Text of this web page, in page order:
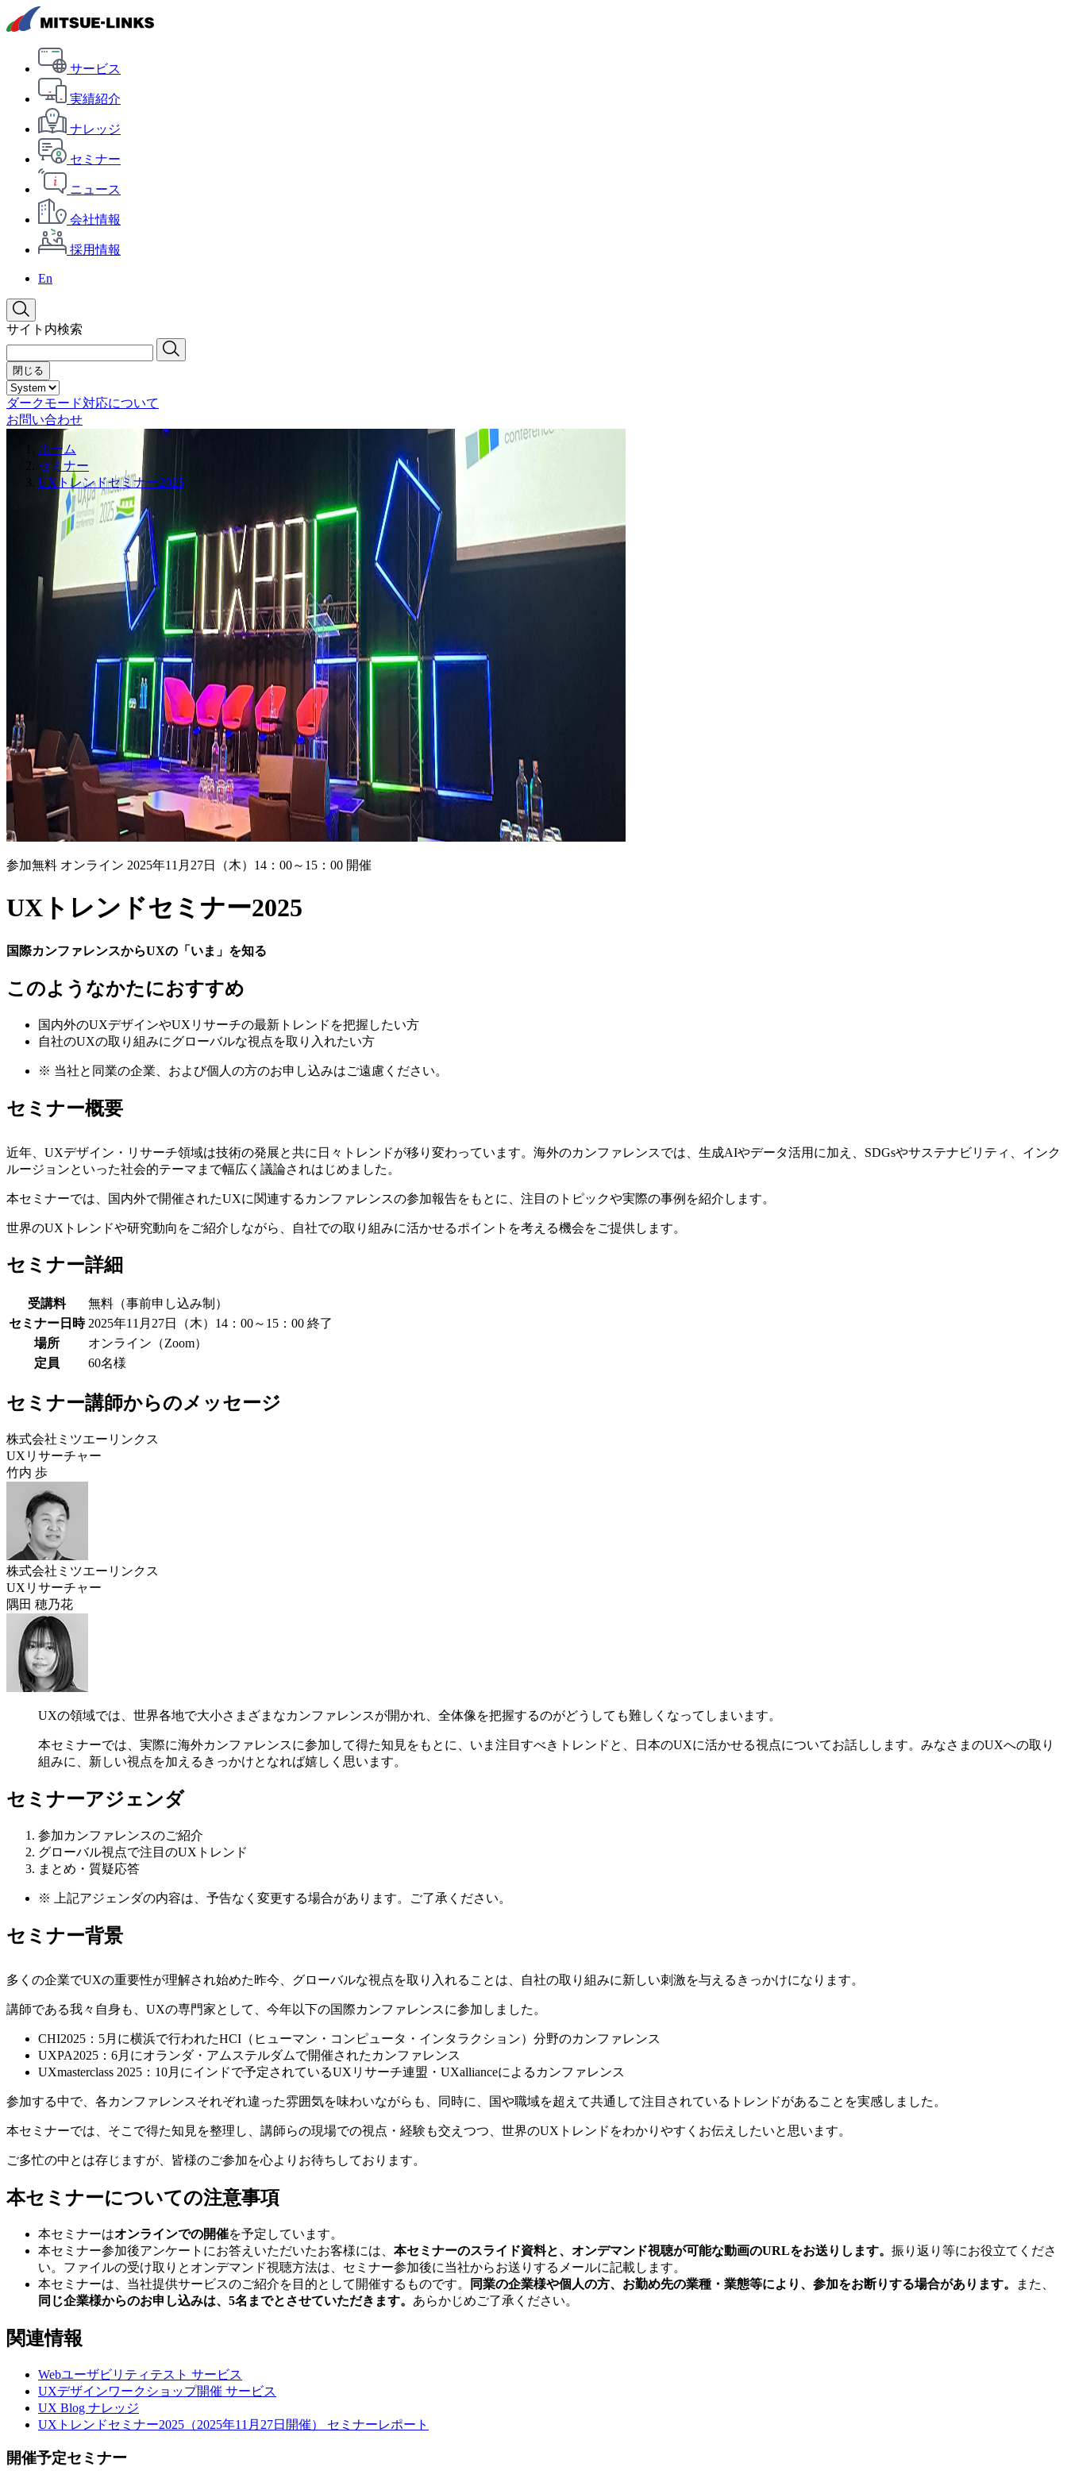
サービス
実績紹介
ナレッジ
セミナー
ニュース
会社情報
採用情報
En
サイト内検索
閉じる
ダークモード対応について
お問い合わせ
ホーム
セミナー
UXトレンドセミナー2025
参加無料 オンライン 2025年11月27日（木）14：00～15：00 開催
UXトレンドセミナー2025
国際カンファレンスからUXの「いま」を知る
このようなかたにおすすめ
国内外のUXデザインやUXリサーチの最新トレンドを把握したい方
自社のUXの取り組みにグローバルな視点を取り入れたい方
※ 当社と同業の企業、および個人の方のお申し込みはご遠慮ください。
セミナー概要
近年、UXデザイン・リサーチ領域は技術の発展と共に日々トレンドが移り変わっています。海外のカンファレンスでは、生成AIやデータ活用に加え、SDGsやサステナビリティ、インク
ルージョンといった社会的テーマまで幅広く議論されはじめました。
本セミナーでは、国内外で開催されたUXに関連するカンファレンスの参加報告をもとに、注目のトピックや実際の事例を紹介します。
世界のUXトレンドや研究動向をご紹介しながら、自社での取り組みに活かせるポイントを考える機会をご提供します。
セミナー詳細
受講料
無料（事前申し込み制）
セミナー日時 2025年11月27日（木）14：00～15：00 終了
場所
オンライン（Zoom）
定員
60名様
セミナー講師からのメッセージ
株式会社ミツエーリンクス
UXリサーチャー
竹内 歩
株式会社ミツエーリンクス
UXリサーチャー
隅田 穂乃花
UXの領域では、世界各地で大小さまざまなカンファレンスが開かれ、全体像を把握するのがどうしても難しくなってしまいます。
本セミナーでは、実際に海外カンファレンスに参加して得た知見をもとに、いま注目すべきトレンドと、日本のUXに活かせる視点についてお話しします。みなさまのUXへの取り
組みに、新しい視点を加えるきっかけとなれば嬉しく思います。
セミナーアジェンダ
参加カンファレンスのご紹介
グローバル視点で注目のUXトレンド
まとめ・質疑応答
※ 上記アジェンダの内容は、予告なく変更する場合があります。ご了承ください。
セミナー背景
多くの企業でUXの重要性が理解され始めた昨今、グローバルな視点を取り入れることは、自社の取り組みに新しい刺激を与えるきっかけになります。
講師である我々自身も、UXの専門家として、今年以下の国際カンファレンスに参加しました。
CHI2025：5月に横浜で行われたHCI（ヒューマン・コンピュータ・インタラクション）分野のカンファレンス
UXPA2025：6月にオランダ・アムステルダムで開催されたカンファレンス
UXmasterclass 2025：10月にインドで予定されているUXリサーチ連盟・UXallianceによるカンファレンス
参加する中で、各カンファレンスそれぞれ違った雰囲気を味わいながらも、同時に、国や職域を超えて共通して注目されているトレンドがあることを実感しました。
本セミナーでは、そこで得た知見を整理し、講師らの現場での視点・経験も交えつつ、世界のUXトレンドをわかりやすくお伝えしたいと思います。
ご多忙の中とは存じますが、皆様のご参加を心よりお待ちしております。
本セミナーについての注意事項
本セミナーはオンラインでの開催を予定しています。
本セミナー参加後アンケートにお答えいただいたお客様には、 本セミナーのスライド資料と、オンデマンド視聴が可能な動画のURLをお送りします。 振り返り等にお役立てくださ
い。ファイルの受け取りとオンデマンド視聴方法は、セミナー参加後に当社からお送りするメールに記載します。
本セミナーは、当社提供サービスのご紹介を目的として開催するものです。
同業の企業様や個人の方、お勤め先の業種・業態等により、参加をお断りする場合があります。
また、
同じ企業様からのお申し込みは、5名までとさせていただきます。 あらかじめご了承ください。
関連情報
Webユーザビリティテスト サービス
UXデザインワークショップ開催 サービス
UX Blog ナレッジ
UXトレンドセミナー2025（2025年11月27日開催） セミナーレポート
開催予定セミナー